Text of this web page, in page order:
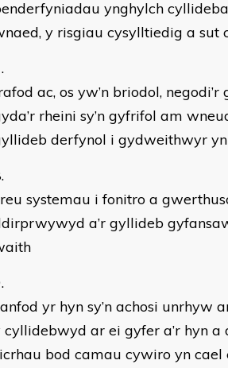
ynghylch
y risgiau cysylltiedig a sut
ac, os yw’n briodol,
rheini sy’n gyfrifol am
derfynol i gydweithwyr yn
systemau i fonitro a
a’r gyllideb
yr hyn sy’n achosi
cyllidebwyd ar ei gyfer a’r hyn
bod camau cywiro yn cael